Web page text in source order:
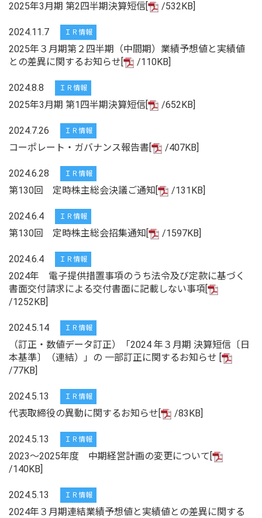
2025年3月期 第2四半期決算短信[ /532KB]
2024.11.7 ＩＲ情報
2025年３月期第２四半期（中間期）業績予想値と実績値
との差異に関するお知らせ[
/110KB]
2024.8.8 ＩＲ情報
2025年3月期 第1四半期決算短信[ /652KB]
2024.7.26 ＩＲ情報
コーポレート・ガバナンス報告書[ /407KB]
2024.6.28 ＩＲ情報
第130回 定時株主総会決議ご通知[ /131KB]
2024.6.4 ＩＲ情報
第130回 定時株主総会招集通知[ /1597KB]
2024.6.4 ＩＲ情報
2024年 電子提供措置事項のうち法令及び定款に基づく
書面交付請求による交付書面に記載しない事項[
/1252KB]
2024.5.14 ＩＲ情報
（訂正・数値データ訂正）「2024 年３月期 決算短信〔日
本基準〕（連結）」の 一部訂正に関するお知らせ [
/77KB]
2024.5.13 ＩＲ情報
代表取締役の異動に関するお知らせ[ /83KB]
2024.5.13 ＩＲ情報
2023～2025年度 中期経営計画の変更について[
/140KB]
2024.5.13 ＩＲ情報
2024年３月期連結業績予想値と実績値との差異に関する